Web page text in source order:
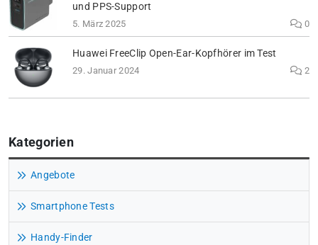
und PPS-Support
5. März 2025 0
Huawei FreeClip Open-Ear-Kopfhörer im Test
29. Januar 2024 2
Kategorien
Angebote
Smartphone Tests
Handy-Finder